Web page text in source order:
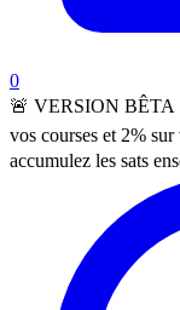
0items in cart, view bag
🚨 VERSION BÊTA
vos courses et 2%
accumulez les sats